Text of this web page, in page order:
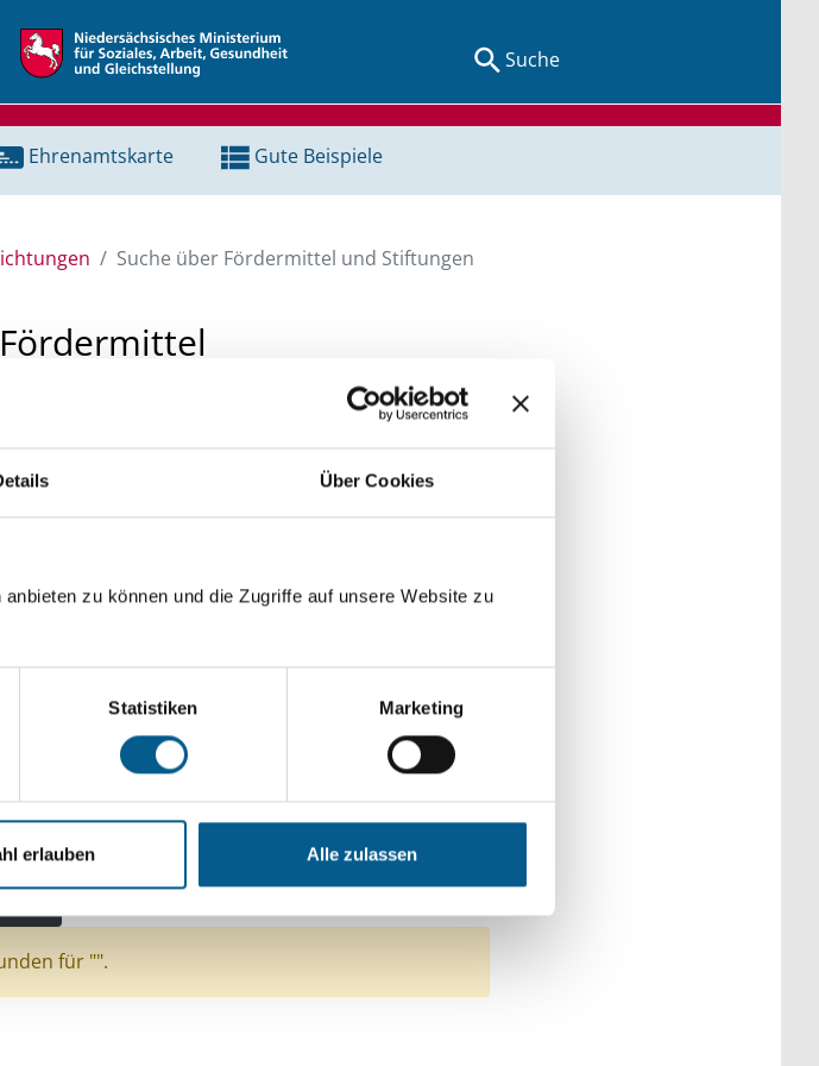
Über Cookies
zu können und die Zugriffe auf unsere Website zu
Statistiken Marketing
erlauben Alle zulassen
Suche
Ehrenamtskarte Gute Beispiele
Suche über Fördermittel und Stiftungen
oder ein Vorhaben? Hier können Sie direkt über
recherchieren. Bei der Suche bitte die Groß- und
die Wahl von Bereichen oder Kategorien
Suchen
und Forschung
Bildung & Demokratie
Themen: Gesundheitswesen
für "".